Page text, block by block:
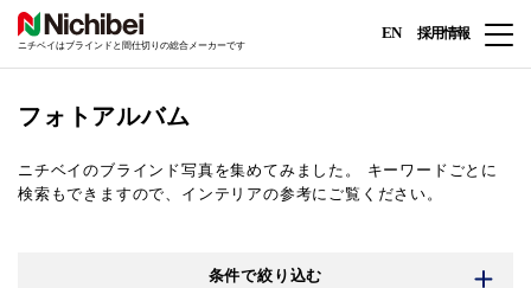
ニチベイはブラインドと間仕切りの総合メーカーです
EN 採用情報
フォトアルバム
ニチベイのブラインド写真を集めてみました。
キーワードごとに
検索もできますので、インテリアの参考にご覧ください。
条件で絞り込む